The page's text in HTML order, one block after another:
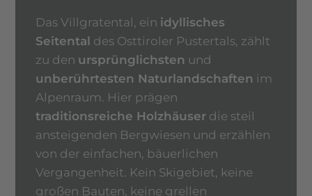
Das Villgratental, ein idyllisches
Seitental des Osttiroler Pustertals, zählt
zu den ursprünglichsten und
unberührtesten Naturlandschaften im
Alpenraum. Hier prägen
traditionsreiche Holzhäuserdie steil
ansteigenden Bergwiesen und erzählen
von der einfachen, bäuerlichen
Vergangenheit. Kein Skigebiet, keine
großen Bauten, keine grellen